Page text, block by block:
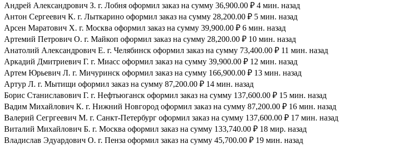
Андрей Александрович З. г. Лобня оформил заказ на сумму 36,900.00 ₽ 4 мин. назад
Антон Сергеевич К. г. Лыткарино оформил заказ на сумму 28,200.00 ₽ 5 мин. назад
Арсен Маратович Х. г. Москва оформил заказ на сумму 39,900.00 ₽ 6 мин. назад
Артемий Петрович О. г. Майкоп оформил заказ на сумму 28,200.00 ₽ 10 мин. назад
Анатолий Александрович Е. г. Челябинск оформил заказ на сумму 73,400.00 ₽ 11 мин. назад
Аркадий Дмитриевич Г. г. Миасс оформил заказ на сумму 39,900.00 ₽ 12 мин. назад
Артем Юрьевич Л. г. Мичуринск оформил заказ на сумму 166,900.00 ₽ 13 мин. назад
Артур Л. г. Мытищи оформил заказ на сумму 87,200.00 ₽ 14 мин. назад
Борис Станиславович Г. г. Нефтьюганск оформил заказ на сумму 137,600.00 ₽ 15 мин. назад
Вадим Михайлович К. г. Нижний Новгород оформил заказ на сумму 87,200.00 ₽ 16 мин. назад
Валерий Сегргеевич М. г. Санкт-Петербург оформил заказ на сумму 137,600.00 ₽ 17 мин. назад
Виталий Михайлович Б. г. Москва оформил заказ на сумму 133,740.00 ₽ 18 мир. назад
Владислав Эдуардович О. г. Пенза оформил заказ на сумму 45,700.00 ₽ 19 мин. назад